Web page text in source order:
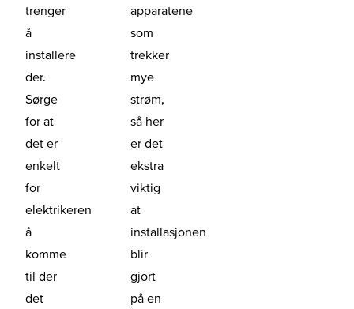
trenger
å
installere
der.
Sørge
for at
det er
enkelt
for
elektrikeren
å
komme
til der
det
apparatene
som
trekker
mye
strøm,
så her
er det
ekstra
viktig
at
installasjonen
blir
gjort
på en